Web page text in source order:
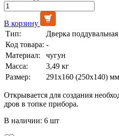
В корзину
Тип:
Дверка поддувальная
Код товара: -
Материал:
чугун
Масса:
3,49 кг
Размер:
291х160 (250х140) мм
Открывается для создания
дров в топке прибора.
В наличии: 6 шт